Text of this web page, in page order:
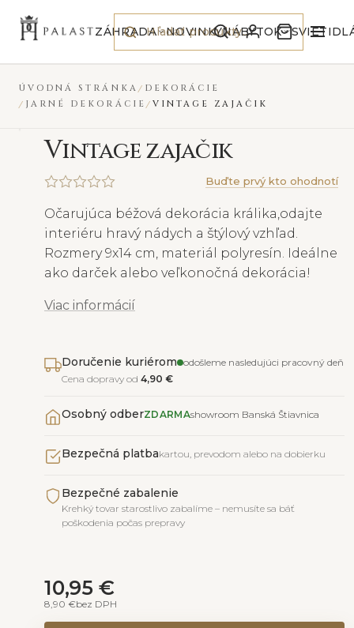
Preskočiť na obsah
ZÁHRADA NOVINKYNÁBYTOK
ÚVODNÁ STRÁNKA
DEKORÁCIE
JARNÉ DEKORÁCIE
VINTAGE ZAJAČIK
Vintage zajačik
Buďte prvý kto ohodnotí
Očarujúca béžová dekorácia králika,odajte
interiéru hravý nádych a štýlový vzhľad.
Rozmery 9x14 cm, materiál polyresín. Ideálne
ako darček alebo veľkonočná dekorácia!
Viac informácií
Doručenie kuriérom odošleme nasledujúci pracovný deň
Cena dopravy od 4,90 €
Osobný odberZDARMAshowroom Banská Štiavnica
Bezpečná platbakartou, prevodom alebo na dobierku
Bezpečné zabalenie
Krehký tovar starostlivo zabalíme – nemusíte sa báť
poškodenia počas prepravy
10,95 €
8,90 €bez DPH
VYPREDANÉ